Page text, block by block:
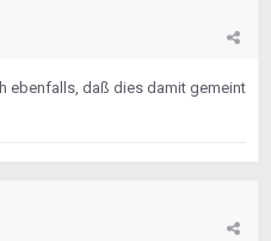
ebenfalls, daß dies damit gemeint